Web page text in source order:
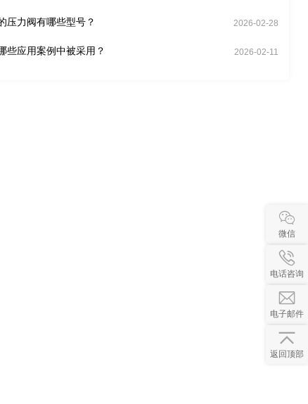
压力阀有哪些型号？ 2026-02-28
些应用案例中被采用？ 2026-02-11
微信
电话咨询
电子邮件
返回顶部